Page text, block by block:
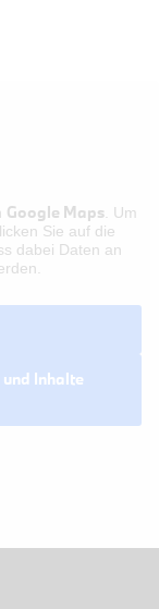
Google Maps. Um
Sie auf die
dabei Daten an
Inhalte